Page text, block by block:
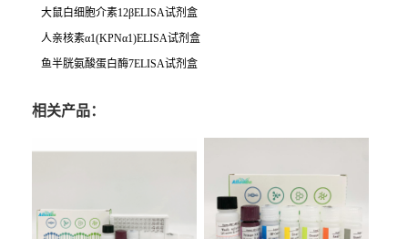
大鼠白细胞介素12βELISA试剂盒
人亲核素α1(KPNα1)ELISA试剂盒
鱼半胱氨酸蛋白酶7ELISA试剂盒
相关产品：